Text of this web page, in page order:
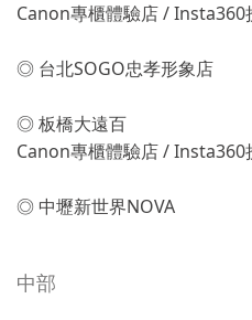
Canon專櫃體驗店 / Insta360
◎ 台北SOGO忠孝形象店
◎ 板橋大遠百
Canon專櫃體驗店 / Insta360
◎ 中壢新世界NOVA
中部